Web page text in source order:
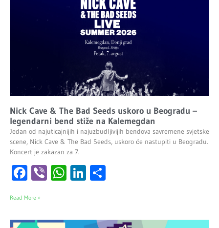
Nick Cave & The Bad Seeds uskoro u Beogradu –
legendarni bend stiže na Kalemegdan
Jedan od najuticajnijih i najuzbudljivijih bendova savremene svjetske
scene, Nick Cave & The Bad Seeds, uskoro će nastupiti u Beogradu.
Koncert je zakazan za 7.
Facebook
ViberWhatsApp
LinkedIn
Read More »